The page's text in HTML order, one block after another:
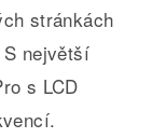
stránkách
největší
s LCD